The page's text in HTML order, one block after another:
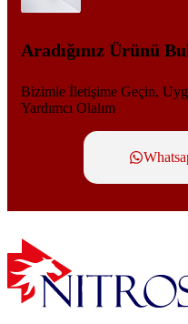
Aradığınız Ürünü
Bizimle İletişime Geçin,
Yardımcı Olalım